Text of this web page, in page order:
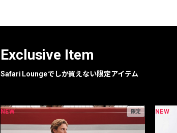
フォーカスブランド
Exclusive Item
Safari Loungeでしか買えない限定アイテム
NEW 限定 NEW